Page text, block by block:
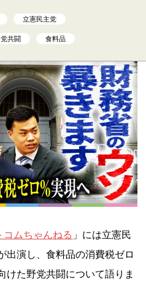
立憲民主党
共闘 食料品
コムちゃんねる 」には立憲民
出演し、食料品の消費税ゼロ
けた野党共闘について語りま